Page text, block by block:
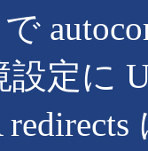
設定に